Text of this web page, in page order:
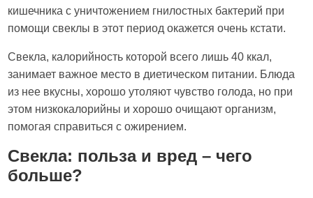
кишечника с уничтожением гнилостных бактерий при
помощи свеклы в этот период окажется очень кстати.
Свекла, калорийность которой всего лишь 40 ккал,
занимает важное место в диетическом питании. Блюда
из нее вкусны, хорошо утоляют чувство голода, но при
этом низкокалорийны и хорошо очищают организм,
помогая справиться с ожирением.
Свекла: польза и вред – чего
больше?